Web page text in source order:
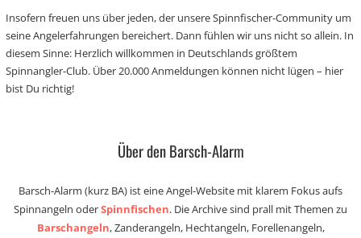
Insofern freuen uns über jeden, der unsere Spinnfischer-Community um
seine Angelerfahrungen bereichert. Dann fühlen wir uns nicht so allein. In
diesem Sinne: Herzlich willkommen in Deutschlands größtem
Spinnangler-Club. Über 20.000 Anmeldungen können nicht lügen – hier
bist Du richtig!
Über den Barsch-Alarm
Barsch-Alarm (kurz BA) ist eine Angel-Website mit klarem Fokus aufs
Spinnangeln oderSpinnfischen. Die Archive sind prall mit Themen zu
Barschangeln, Zanderangeln, Hechtangeln, Forellenangeln,